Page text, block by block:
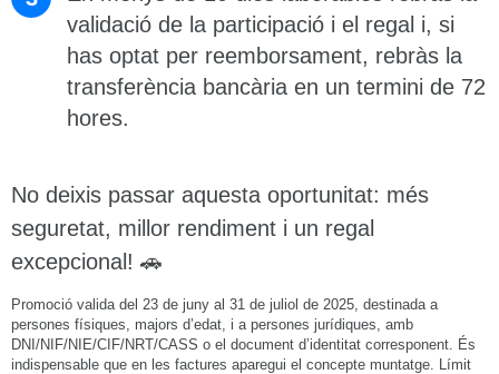
validació de la participació i el regal i, si
has optat per reemborsament, rebràs la
transferència bancària en un termini de 72
hores.
No deixis passar aquesta oportunitat: més
seguretat, millor rendiment i un regal
excepcional! 🚗
Promoció valida del 23 de juny al 31 de juliol de 2025, destinada a
persones físiques, majors d’edat, i a persones jurídiques, amb
DNI/NIF/NIE/CIF/NRT/CASS o el document d’identitat corresponent. És
indispensable que en les factures aparegui el concepte muntatge. Límit